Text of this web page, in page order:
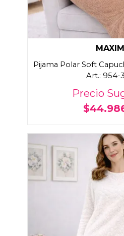
Pijama Polar Soft
Art.: 954-
Precio